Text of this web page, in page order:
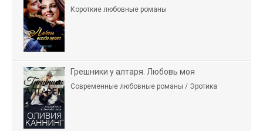
Короткие любовные романы
Грешники у алтаря. Любовь моя
Современные любовные романы / Эротика